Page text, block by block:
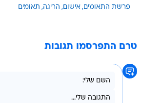
פרשת התאומים אישום הריגה תאומים
טרם התפרסמו תגובות